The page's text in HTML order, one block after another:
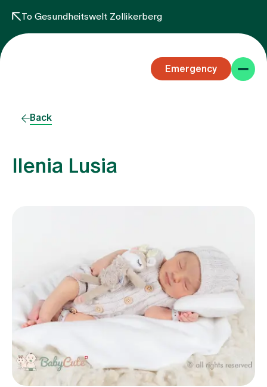
To Gesundheitswelt Zollikerberg
Emergency
Assigning
About us
Back
Ilenia Lusia